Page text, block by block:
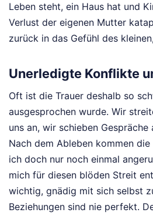
Leben steht, ein Haus hat und
Verlust der eigenen Mutter
zurück in das Gefühl des
Unerledigte Konflikte
Oft ist die Trauer deshalb so
ausgesprochen wurde. Wir
uns an, wir schieben Gespräche
Nach dem Ableben kommen
ich doch nur noch einmal
mich für diesen blöden Streit
wichtig, gnädig mit sich selbst
Beziehungen sind nie perfekt.